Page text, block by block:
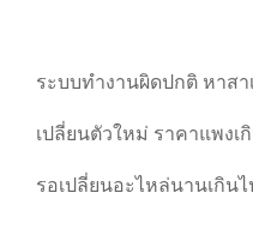
ระบบทำงานผิดปกติ หาสา
เปลี่ยนตัวใหม่ ราคาแพงเ
รอเปลี่ยนอะไหล่นานเกินไ